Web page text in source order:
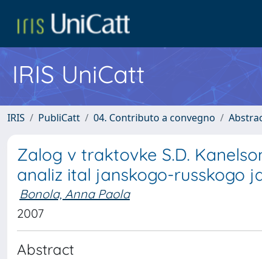
IRIS UniCatt
IRIS PubliCatt 04. Contributo a convegno
Zalog v traktovke S.D.
analiz ital janskogo-russkogo
Bonola, Anna Paola
2007
Abstract